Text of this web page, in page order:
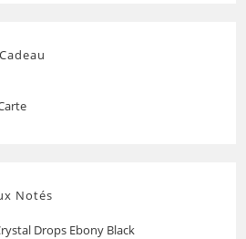
Notés
Drops Ebony Black